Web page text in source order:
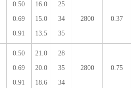
0.50
0.69
0.91
16.0
15.0
13.5
25
34
35
2800 0.37
0.50
0.69
0.91
21.0
20.0
18.6
28
35
34
2800 0.75